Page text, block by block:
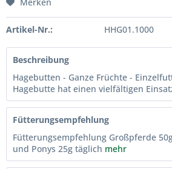
Artikel-Nr.: HHG01.1000
Beschreibung
Hagebutten - Ganze Früchte -
Hagebutte hat einen vielfältigen
Fütterungsempfehlung
Fütterungsempfehlung Großpferde
und Ponys 25g täglich mehr